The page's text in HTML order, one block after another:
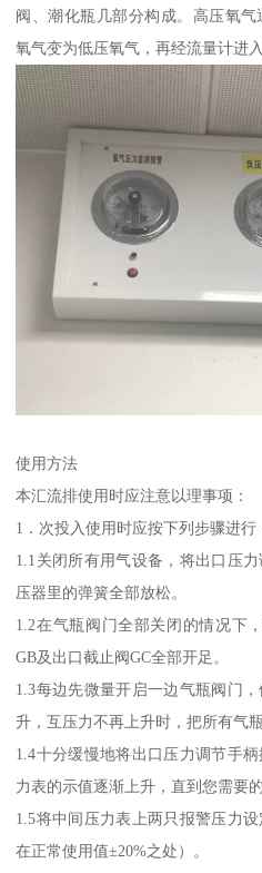
阀、潮化瓶几部分构成。高压氧
氧气变为低压氧气，再经流量计进
使用方法
本汇流排使用时应注意以理事项：
1．次投入使用时应按下列步骤进行
1.1关闭所有用气设备，将出口压
压器里的弹簧全部放松。
1.2在气瓶阀门全部关闭的情况下
GB及出口截止阀GC全部开足。
1.3每边先微量开启一边气瓶阀门
升，互压力不再上升时，把所有气
1.4十分缓慢地将出口压力调节手
力表的示值逐渐上升，直到您需要
1.5将中间压力表上两只报警压力
在正常使用值±20%之处）。